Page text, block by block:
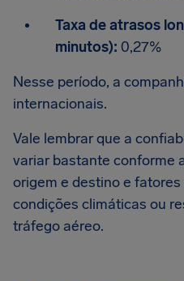
Taxa de atrasos
minutos): 0,27%
Nesse período, a
internacionais.
Vale lembrar que a
variar bastante conforme
origem e destino e
condições climáticas ou
tráfego aéreo.